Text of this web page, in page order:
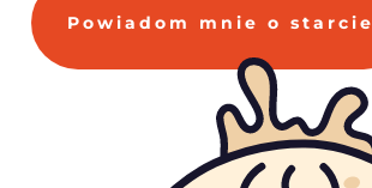
Powiadom mnie o starcie